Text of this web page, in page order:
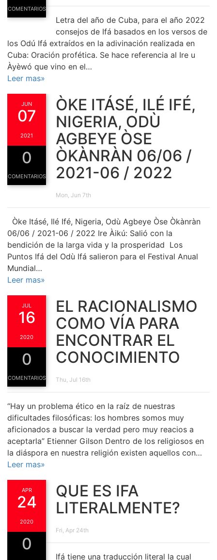
COMENTARIOS
Letra del año de Cuba, para el año 2022
consejos de Ifá basados en los versos de
los Odú Ifá extraídos en la adivinación realizada en
Cuba: Oración profética. Se hace referencia al Ire u
Àyèwó que vino en el…
Leer mas»
JUN
07
2021
0
COMENTARIOS
ÒKE ITÁSÉ, ILÉ IFÉ,
NIGERIA, ODÙ
AGBEYE ÒSE
ÒKÀNRÀN 06/06 /
2021-06 / 2022
Mon, Jun 7th
Òke Itásé, Ilé Ifé, Nigeria, Odù Agbeye Òse Òkànràn
06/06 / 2021-06 / 2022 Ire Àikú: Salió con la
bendición de la larga vida y la prosperidad Los
Puntos Ifá del Odù Ifá salieron para el Festival Anual
Mundial…
Leer mas»
JUL
16
2020
0
COMENTARIOS
EL RACIONALISMO
COMO VÍA PARA
ENCONTRAR EL
CONOCIMIENTO
Thu, Jul 16th
“Hay un problema ético en la raíz de nuestras
dificultades filosóficas: los hombres somos muy
aficionados a buscar la verdad pero muy reacios a
aceptarla” Etienner Gilson Dentro de los religiosos en
la diáspora en nuestra religión existen aquellos con…
Leer mas»
APR
24
2020
0
QUE ES IFA
LITERALMENTE?
Fri, Apr 24th
Ifá tiene una traducción literal la cual